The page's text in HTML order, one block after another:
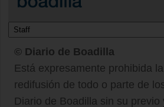
© Diario de Boadilla
Está expresamente prohibida
redifusión de todo o parte de
Diario de Boadilla sin su previo